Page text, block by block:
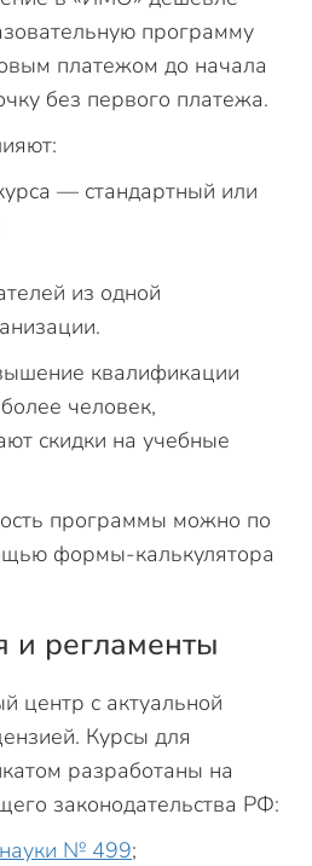
программу
платежом до начала
без первого платежа.
— стандартный или
из одной
квалификации
человек,
скидки на учебные
программы можно по
формы-калькулятора
и регламенты
центр с актуальной
Курсы для
разработаны на
законодательства РФ:
№ 499;